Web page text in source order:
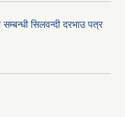
सिलवन्दी दरभाउ पत्र